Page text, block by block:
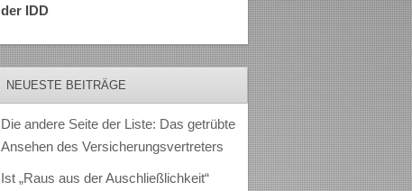
der IDD
NEUESTE BEITRÄGE
Die andere Seite der Liste: Das getrübte
Ansehen des Versicherungsvertreters
Ist „Raus aus der Auschließlichkeit“